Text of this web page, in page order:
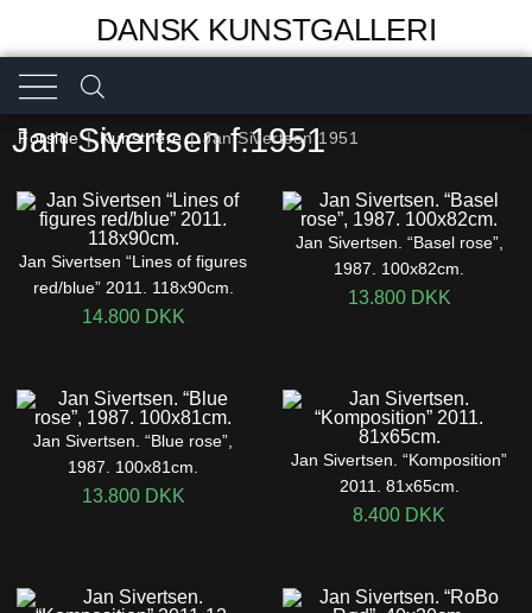
DANSK KUNSTGALLERI
Forside|Kunstnere|Jan Sivertsen 1951
Jan Sivertsen f.1951
Jan Sivertsen “Lines of figures
red/blue” 2011. 118x90cm.
14.800 DKK
Jan Sivertsen. “Basel rose”,
1987. 100x82cm.
13.800 DKK
Jan Sivertsen. “Blue rose”,
1987. 100x81cm.
13.800 DKK
Jan Sivertsen. “Komposition”
2011. 81x65cm.
8.400 DKK